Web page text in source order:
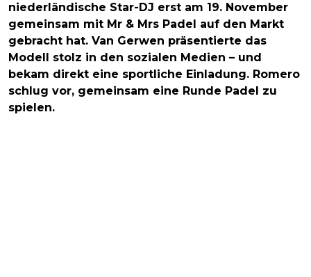
niederländische Star-DJ erst am 19. November
gemeinsam mit Mr & Mrs Padel auf den Markt
gebracht hat. Van Gerwen präsentierte das
Modell stolz in den sozialen Medien – und
bekam direkt eine sportliche Einladung. Romero
schlug vor, gemeinsam eine Runde Padel zu
spielen.